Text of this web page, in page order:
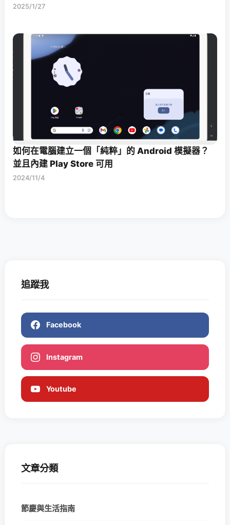
2025/1/27
如何在電腦建立一個「純粹」的 Android 模擬器？
並且內建 Play Store 可用
2024/11/4
追蹤我
Facebook
Instagram
Youtube
文章分類
節慶與生活指南